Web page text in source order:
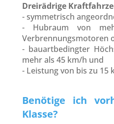
Dreirädrige
- symmetrisch
- Hubraum von
Verbrennungsmotoren
- bauartbedingter
mehr als 45 km/h und
- Leistung von bis zu 15
Benötige ich
Klasse?